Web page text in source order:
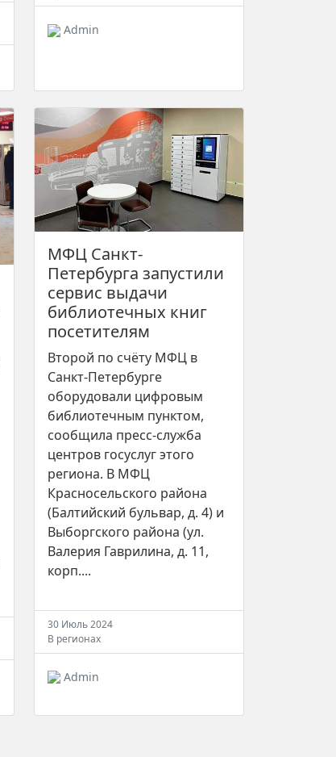
Admin
МФЦ Санкт-
Петербурга запустили
сервис выдачи
библиотечных книг
посетителям
Второй по счёту МФЦ в
Санкт-Петербурге
оборудовали цифровым
библиотечным пунктом,
сообщила пресс-служба
центров госуслуг этого
региона. В МФЦ
Красносельского района
(Балтийский бульвар, д. 4) и
Выборгского района (ул.
Валерия Гаврилина, д. 11,
корп....
30 Июль 2024
В регионах
Admin